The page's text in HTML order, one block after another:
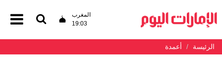
المغرب
19:03
الرئيسة أعمدة